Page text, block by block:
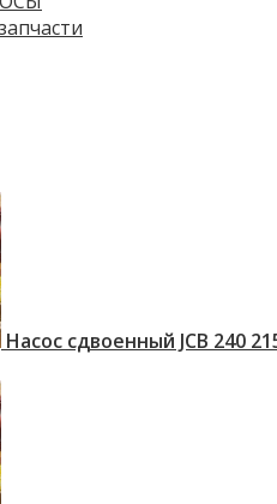
Насос сдвоенный JCB 240